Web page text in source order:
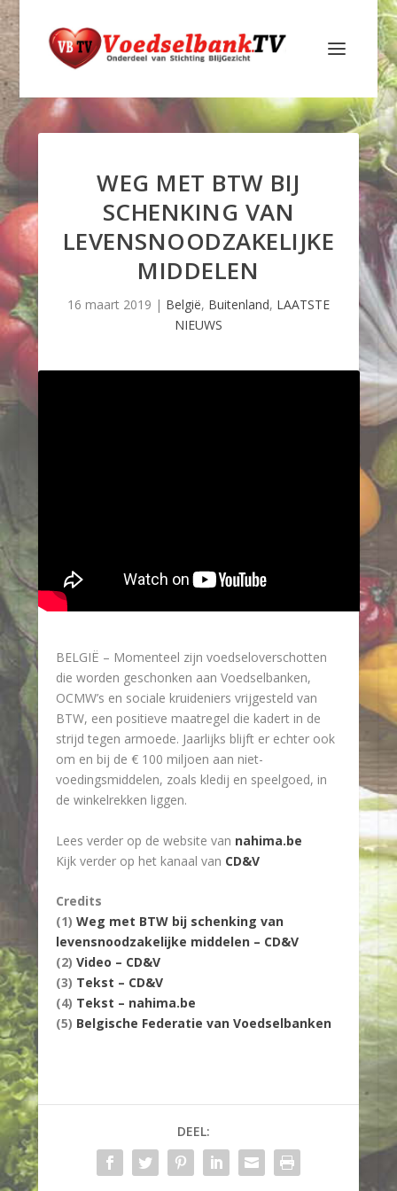
WEG MET BTW BIJ
SCHENKING VAN
LEVENSNOODZAKELIJKE
MIDDELEN
16 maart 2019 | België, Buitenland, LAATSTE
NIEUWS
BELGIË – Momenteel zijn voedseloverschotten
die worden geschonken aan Voedselbanken,
OCMW’s en sociale kruideniers vrijgesteld van
BTW, een positieve maatregel die kadert in de
strijd tegen armoede. Jaarlijks blijft er echter ook
om en bij de € 100 miljoen aan niet-
voedingsmiddelen, zoals kledij en speelgoed, in
de winkelrekken liggen.
Lees verder op de website van nahima.be
Kijk verder op het kanaal van CD&V
Credits
(1) Weg met BTW bij schenking van
levensnoodzakelijke middelen – CD&V
(2) Video – CD&V
(3) Tekst – CD&V
(4) Tekst – nahima.be
(5) Belgische Federatie van Voedselbanken
DEEL: